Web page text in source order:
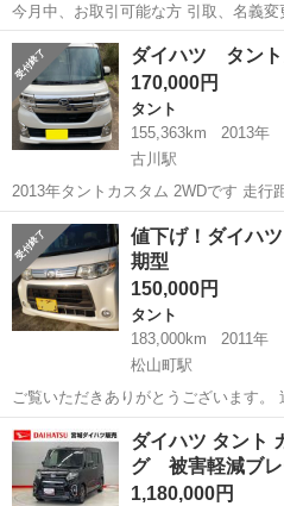
今月中、お取引可能な方 引取、名義変更が早い方
まだ普通に走ります、ご検討ください
為、4月中だけお値段下げます。 その
引き取り、名義変更...
宮城 大崎市 松山町駅 タント
ダイハツ タント
170,000円
タント
155,363km
2013年
古川駅
2013年タントカスタム 2WDです 走行
る為距離伸びます 走行問題ありませ
下廻り 錆なく綺麗です。 1箇所飛び
方だと思いま...
宮城 大崎市 古川駅 タント
値下げ！ダイハ
期型
150,000円
タント
183,000km
2011年
松山町駅
ご覧いただきありがとうございます。
値段下げました、また車検取得お渡し
討お願いいたします。 ETC Bluetoothオーディオ付き タイヤは、純
正アルミホイール...
宮城 大崎市 松山町駅 タント
ダイハツ タント
グ 被害軽減ブ
1,180,000円